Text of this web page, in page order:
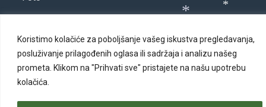
Koristimo kolačiće za poboljšanje vašeg iskustva pregledavanja,
posluživanje prilagođenih oglasa ili sadržaja i analizu našeg
prometa. Klikom na "Prihvati sve" pristajete na našu upotrebu
kolačića.
Marketing
Programmi terminati
*
* *
*
*
*
* *
* *
*
*
*
*